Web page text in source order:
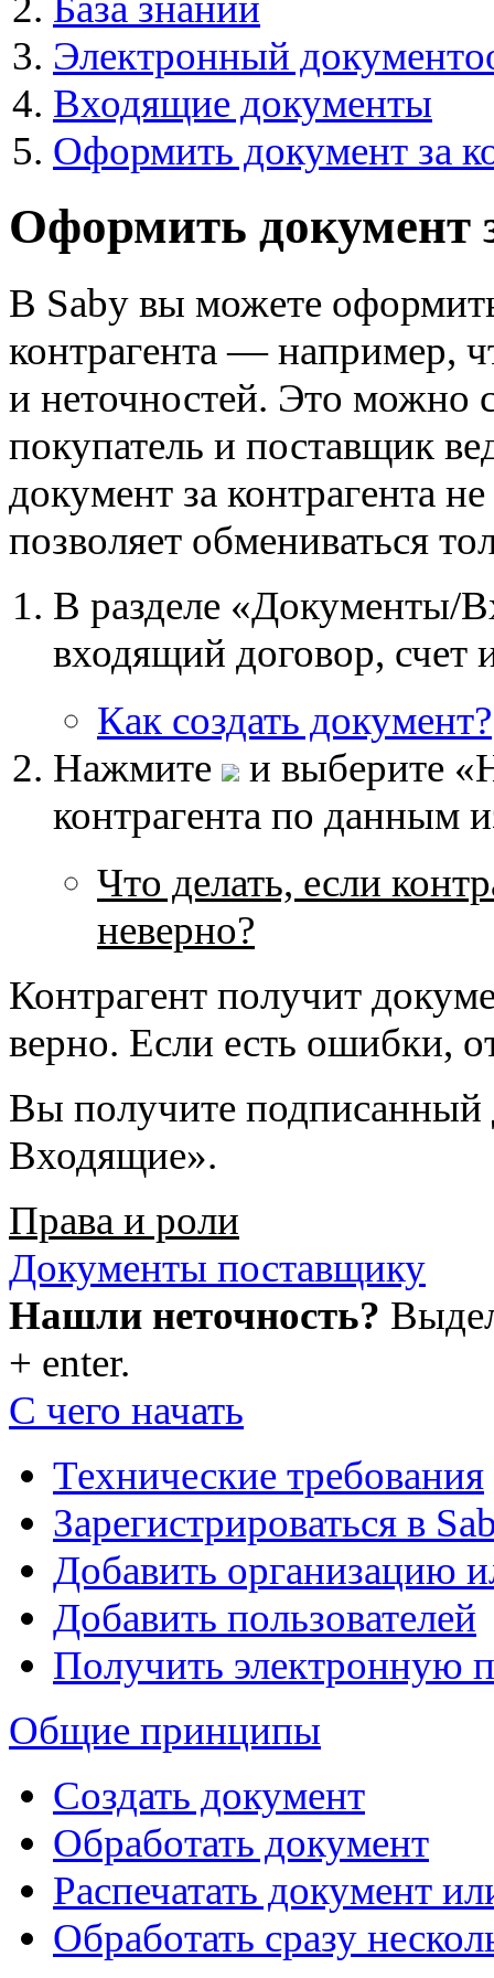
Электронный
Входящие документы
Оформить документ за
Оформить документ
В Saby вы можете
контрагента — например,
и неточностей. Это можно
покупатель и поставщик
документ за контрагента
позволяет обмениваться
В разделе «Документы/
входящий договор, счет
Как создать документ?
Нажмите
и выберите
контрагента по данным
Что делать, если
неверно?
Контрагент получит
верно. Если есть ошибки,
Вы получите подписанный
Входящие».
Права и роли
Документы поставщику
Нашли неточность?
+ enter.
С чего начать
Технические требования
Зарегистрироваться в
Добавить организацию
Добавить пользователей
Получить электронную
Общие принципы
Создать документ
Обработать документ
Распечатать документ
Обработать сразу